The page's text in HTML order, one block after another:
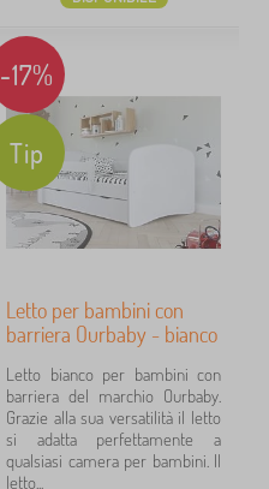
-17%
Tip
Letto per bambini con
barriera Ourbaby - bianco
Letto bianco per bambini con
barriera del marchio Ourbaby.
Grazie alla sua versatilità il letto
si adatta perfettamente a
qualsiasi camera per bambini. Il
letto...